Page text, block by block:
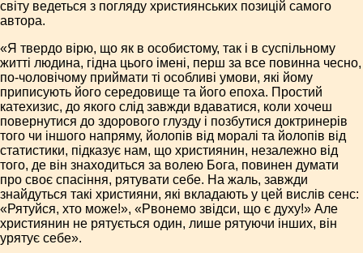
світу ведеться з погляду християнських позицій самого
автора.
«Я твердо вірю, що як в особистому, так і в суспільному
житті людина, гідна цього імені, перш за все повинна чесно,
по-чоловічому приймати ті особливі умови, які йому
приписують його середовище та його епоха. Простий
катехизис, до якого слід завжди вдаватися, коли хочеш
повернутися до здорового глузду і позбутися доктринерів
того чи іншого напряму, йолопів від моралі та йолопів від
статистики, підказує нам, що християнин, незалежно від
того, де він знаходиться за волею Бога, повинен думати
про своє спасіння, рятувати себе. На жаль, завжди
знайдуться такі християни, які вкладають у цей вислів сенс:
«Рятуйся, хто може!», «Рвонемо звідси, що є духу!» Але
християнин не рятується один, лише рятуючи інших, він
урятує себе».